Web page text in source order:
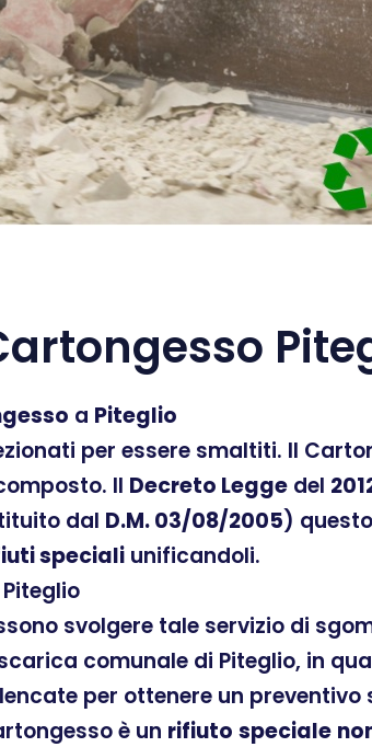
a Piteglio
per essere smaltiti. Il
Il Decreto Legge del
dal D.M. 03/08/2005)
speciali unificandoli.
svolgere tale servizio di
comunale di Piteglio, in
per ottenere un preventivo
è un rifiuto speciale